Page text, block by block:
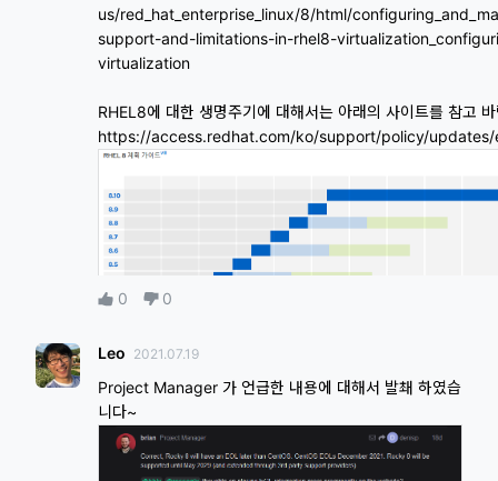
us/red_hat_enterprise_linux/8/html/
support-and-limitations-in-rhel8-
virtualization
RHEL8에 대한 생명주기에 대해서는 아래의 사이트를 참고
https://access.redhat.com/ko/support/policy/updates/
0 0
Leo 2021.07.19
Project Manager 가 언급한 내용에 대해서 발쵀 하였습
니다~